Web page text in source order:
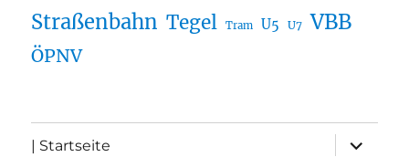
Straßenbahn Tegel Tram U5 U7 VBB
ÖPNV
| Startseite